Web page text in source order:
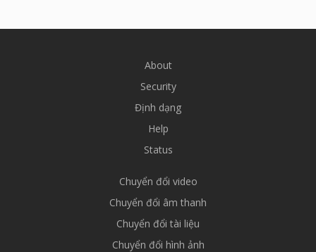
About
Security
Định dạng
Help
Status
Chuyển đổi video
Chuyển đổi âm thanh
Chuyển đổi tài liệu
Chuyển đổi hình ảnh